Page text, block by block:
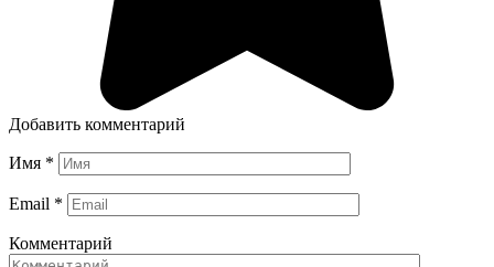
Добавить комментарий
Имя *
Email *
Комментарий